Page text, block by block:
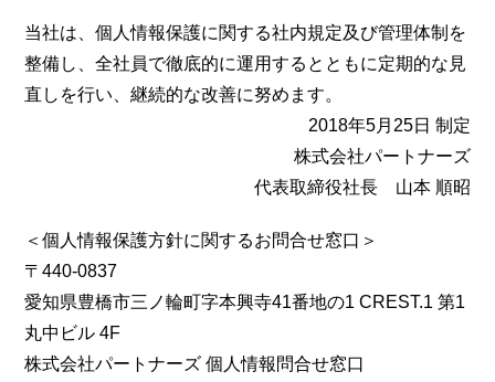
当社は、個人情報保護に関する社内規定及び管理体制を
整備し、全社員で徹底的に運用するとともに定期的な見
直しを行い、継続的な改善に努めます。
2018年5月25日 制定
株式会社パートナーズ
代表取締役社長 山本 順昭
＜個人情報保護方針に関するお問合せ窓口＞
〒440-0837
愛知県豊橋市三ノ輪町字本興寺41番地の1 CREST.1 第1
丸中ビル 4F
株式会社パートナーズ 個人情報問合せ窓口